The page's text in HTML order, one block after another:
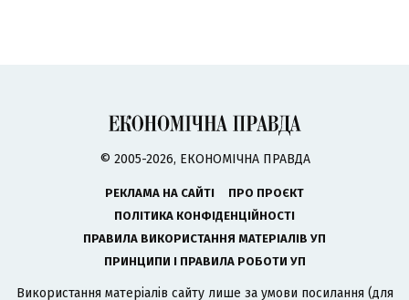
© 2005-2026, ЕКОНОМІЧНА ПРАВДА
РЕКЛАМА НА САЙТІ
ПРО ПРОЄКТ
ПОЛІТИКА КОНФІДЕНЦІЙНОСТІ
ПРАВИЛА ВИКОРИСТАННЯ МАТЕРІАЛІВ УП
ПРИНЦИПИ І ПРАВИЛА РОБОТИ УП
Використання матеріалів сайту лише за умови посилання (для